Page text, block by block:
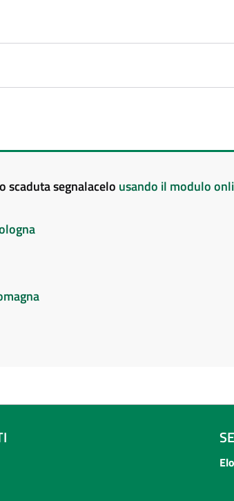
scaduta segnalacelo usando il modulo